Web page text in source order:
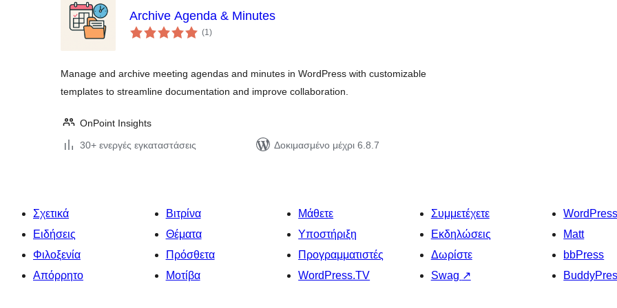
Archive Agenda & Minutes
(1αξιολογήσεις
σύνολο
)
Manage and archive meeting agendas and minutes in WordPress with customizable
templates to streamline documentation and improve collaboration.
OnPoint Insights
30+ ενεργές εγκαταστάσεις
Δοκιμασμένο μέχρι 6.8.7
Σχετικά
Ειδήσεις
Φιλοξενία
Απόρρητο
Βιτρίνα
Θέματα
Πρόσθετα
Μοτίβα
Μάθετε
Υποστήριξη
Προγραμματιστές
WordPress.TV
Συμμετέχετε
Εκδηλώσεις
Δωρίστε
Swag ↗
Matt
bbPress